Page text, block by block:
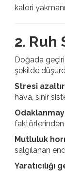
kalori
2. Ruh
Doğada
şekilde
Stresi
hava, sinir
faktörlerinden
Mutluluk
salgılanan
Yaratıcılığı